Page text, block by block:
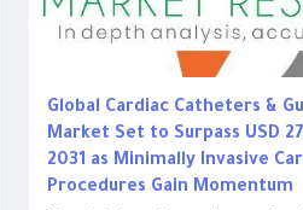
Global Cardiac Catheters &
Market Set to Surpass USD
2031 as Minimally Invasive
Procedures Gain Momentum